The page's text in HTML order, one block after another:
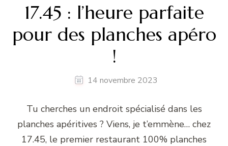
17.45 : l’heure parfaite
pour des planches apéro
!
14 novembre 2023
Tu cherches un endroit spécialisé dans les
planches apéritives ? Viens, je t’emmène… chez
17.45, le premier restaurant 100% planches